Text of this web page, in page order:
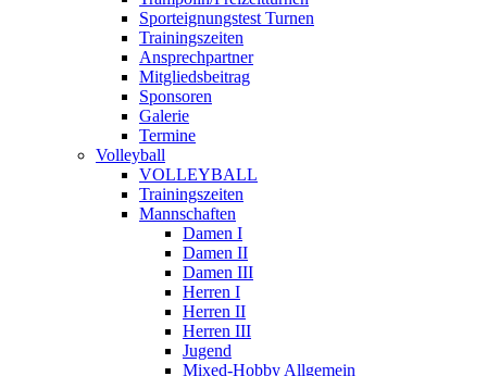
Sporteignungstest Turnen
Trainingszeiten
Ansprechpartner
Mitgliedsbeitrag
Sponsoren
Galerie
Termine
Volleyball
VOLLEYBALL
Trainingszeiten
Mannschaften
Damen I
Damen II
Damen III
Herren I
Herren II
Herren III
Jugend
Mixed-Hobby Allgemein